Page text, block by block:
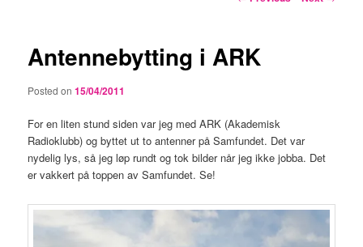
Antennebytting i ARK
Posted on15/04/2011
For en liten stund siden var jeg med ARK (Akademisk
Radioklubb) og byttet ut to antenner på Samfundet. Det var
nydelig lys, så jeg løp rundt og tok bilder når jeg ikke jobba. Det
er vakkert på toppen av Samfundet. Se!